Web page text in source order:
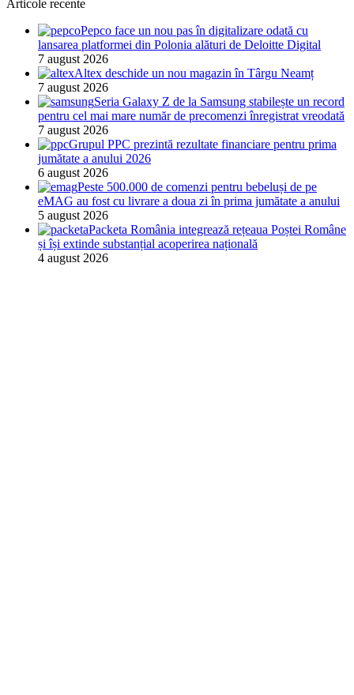
Articole recente
Pepco face un nou pas în digitalizare odată cu
lansarea platformei din Polonia alături de Deloitte Digital
7 august 2026
Altex deschide un nou magazin în Târgu Neamț
7 august 2026
Seria Galaxy Z de la Samsung stabilește un record
pentru cel mai mare număr de precomenzi înregistrat vreodată
7 august 2026
Grupul PPC prezintă rezultate financiare pentru prima
jumătate a anului 2026
6 august 2026
Peste 500.000 de comenzi pentru bebeluși de pe
eMAG au fost cu livrare a doua zi în prima jumătate a anului
5 august 2026
Packeta România integrează rețeaua Poștei Române
și își extinde substanțial acoperirea națională
4 august 2026